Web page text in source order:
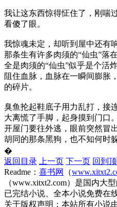
我让这东西惊得怔住了，刚喘
看傻了眼。
我惊魂未定，却听到屋中还有
那条生有许多肉须的“仙虫”落
全是肉须的“仙虫”似乎是个活
阻住血脉，血脉在一瞬间膨胀
的碎片。
臭鱼抡起鞋底子用力乱打，接
大离慌了手脚，起身摸到门口
开屋门要往外逃，眼前突然冒
胡同的那条黑狗，也不知何时
�
返回目录
上一页 下一页 回到
Readme： 喜书网 （
（www.xitxt2.com）是国内大
已完结小说、全本小说免费在
关于版权声明：本站所有小说